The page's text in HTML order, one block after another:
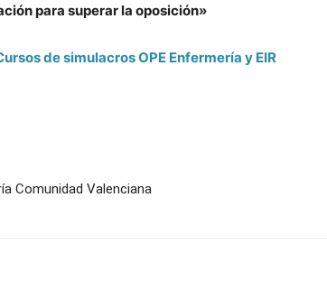
para superar la oposición»
de simulacros OPE Enfermería y EIR
Comunidad Valenciana